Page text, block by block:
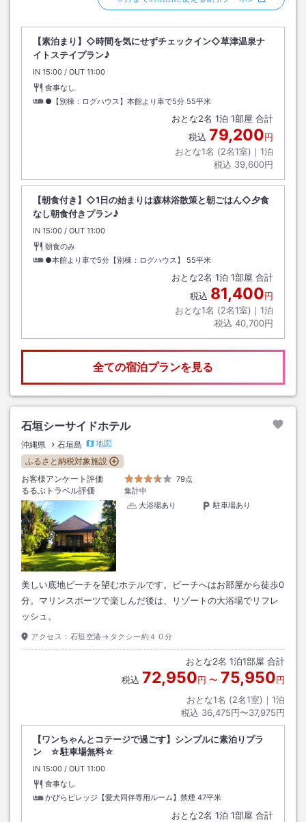
【素泊まり】◇時間を気にせずチェックイン◇草津温泉ナ
イトステイプラン♪
IN チェックイン
15:00 / OUT チェックアウト
11:00
食事なし
●【別棟：ログハウス】本館より車で5分 55平米
おとな2名 1泊 1部屋 合計
税込 79,200円
おとな1名 (2名1室)｜ 1泊
税込 39,600円
【朝食付き】◇1日の始まりは森林浴散策と朝ごはん◇夕食
なし朝食付きプラン♪
IN チェックイン
15:00 / OUT チェックアウト
11:00
朝食のみ
●本館より車で5分【別棟：ログハウス】
55平米
おとな2名 1泊 1部屋 合計
税込 81,400円
おとな1名 (2名1室)｜ 1泊
税込 40,700円
全ての宿泊プランを見る
石垣シーサイドホテル
沖縄県 石垣島
地図
ふるさと納税対象施設
お客様アンケート評価
79点
るるぶトラベル評価
集計中
大浴場あり
駐車場あり
美しい底地ビーチを望むホテルです。ビーチへはお部屋から徒歩0
分。マリンスポーツで楽しんだ後は、リゾートの大浴場でリフレ
ッシュ。
アクセス： 石垣空港→タクシー約４０分
おとな2名 1泊1部屋 合計
税込 72,950円 〜 75,950円
おとな1名 (2名1室)｜ 1泊
税込 36,475円〜37,975円
【ワンちゃんとコテージで過ごす】シンプルに素泊りプラ
ン ☆駐車場無料☆
IN チェックイン
15:00 / OUT チェックアウト
11:00
食事なし
かびらビレッジ【愛犬同伴専用ルーム】禁煙 47平米
おとな2名 1泊 1部屋 合計